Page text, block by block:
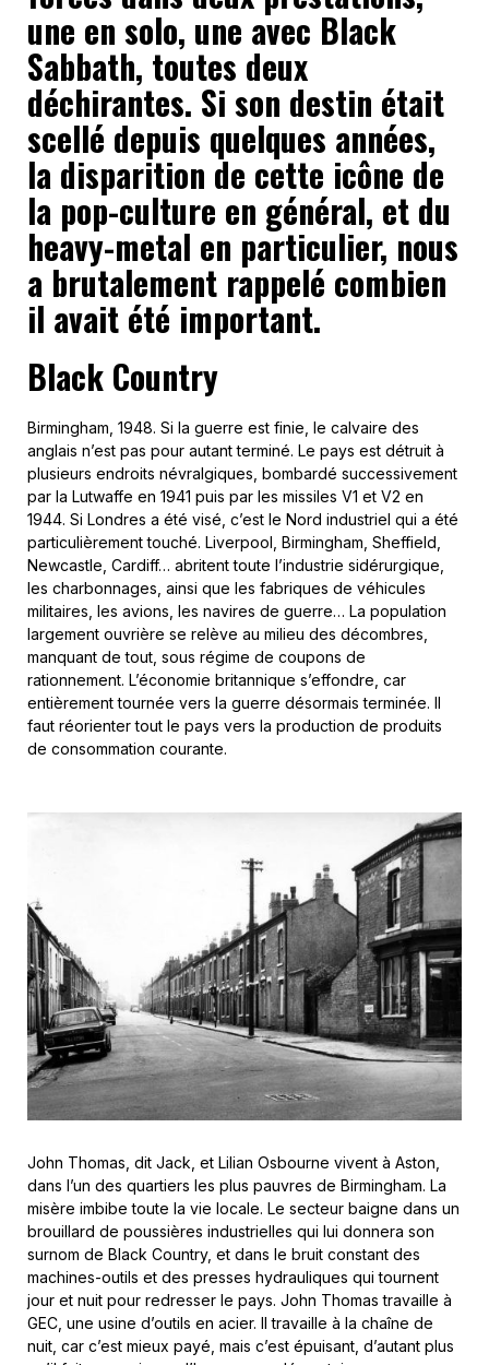
une en solo, une avec Black
Sabbath, toutes deux
déchirantes. Si son destin était
scellé depuis quelques années,
la disparition de cette icône de
la pop-culture en général, et du
heavy-metal en particulier, nous
a brutalement rappelé combien
il avait été important.
Black Country
Birmingham, 1948. Si la guerre est finie, le calvaire des
anglais n’est pas pour autant terminé. Le pays est détruit à
plusieurs endroits névralgiques, bombardé successivement
par la Lutwaffe en 1941 puis par les missiles V1 et V2 en
1944. Si Londres a été visé, c’est le Nord industriel qui a été
particulièrement touché. Liverpool, Birmingham, Sheffield,
Newcastle, Cardiff… abritent toute l’industrie sidérurgique,
les charbonnages, ainsi que les fabriques de véhicules
militaires, les avions, les navires de guerre… La population
largement ouvrière se relève au milieu des décombres,
manquant de tout, sous régime de coupons de
rationnement. L’économie britannique s’effondre, car
entièrement tournée vers la guerre désormais terminée. Il
faut réorienter tout le pays vers la production de produits
de consommation courante.
John Thomas, dit Jack, et Lilian Osbourne vivent à Aston,
dans l’un des quartiers les plus pauvres de Birmingham. La
misère imbibe toute la vie locale. Le secteur baigne dans un
brouillard de poussières industrielles qui lui donnera son
surnom de Black Country, et dans le bruit constant des
machines-outils et des presses hydrauliques qui tournent
jour et nuit pour redresser le pays. John Thomas travaille à
GEC, une usine d’outils en acier. Il travaille à la chaîne de
nuit, car c’est mieux payé, mais c’est épuisant, d’autant plus